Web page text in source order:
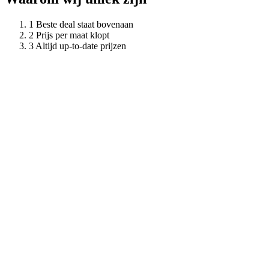
Beste deal staat bovenaan
Prijs per maat klopt
Altijd up-to-date prijzen